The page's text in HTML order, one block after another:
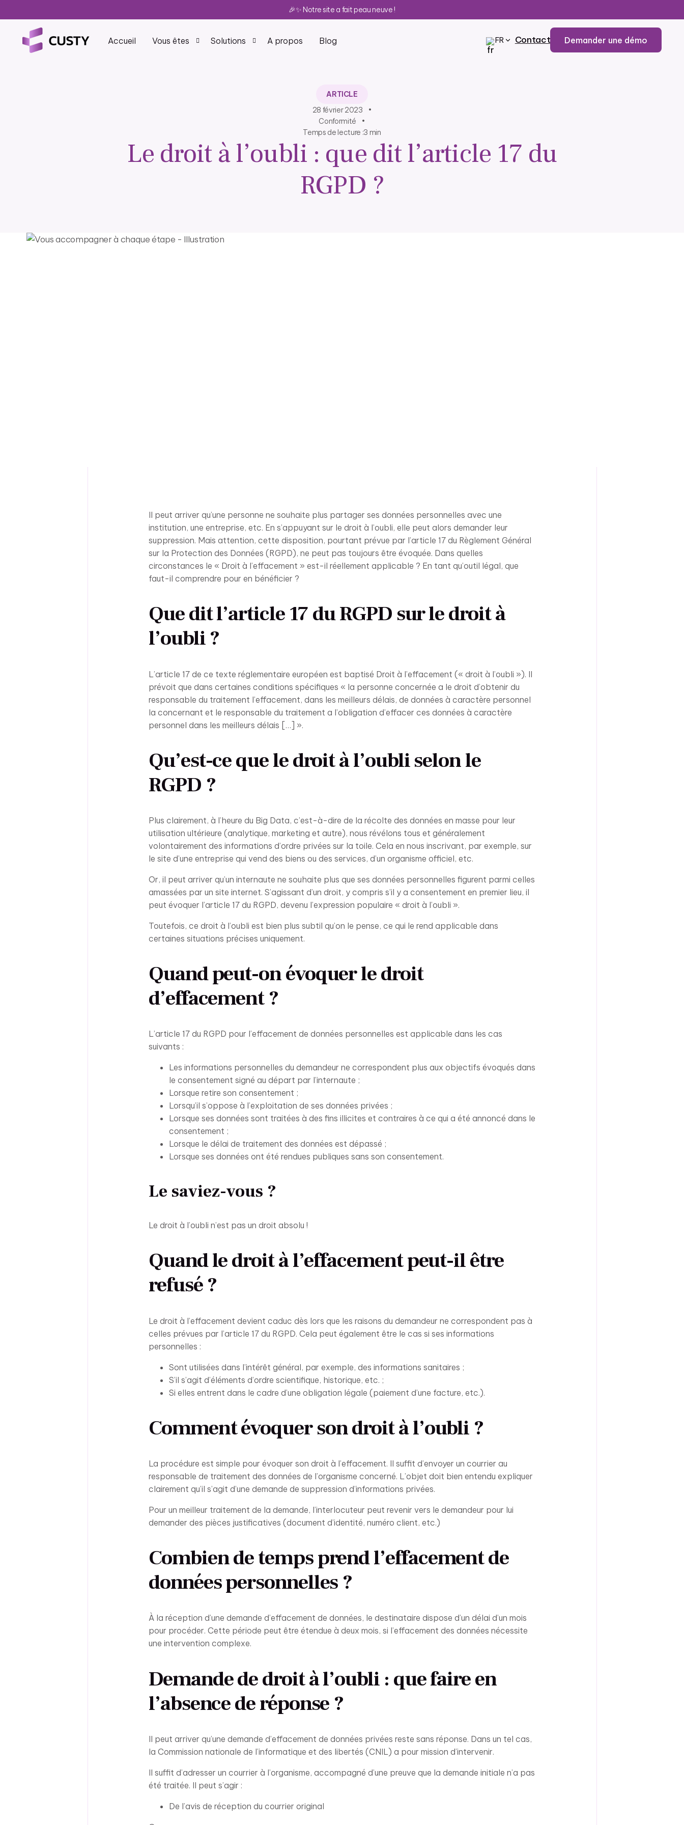
🎉✨ Notre site a fait peau neuve !
Accueil Vous êtes
Digitalisez vos opérations sans tout
réinventer.
Logiciel pour grossiste et distributeur en
Solutions
Pilotez vos réseaux et distribuez à grande
échelle.
Gestion front et back-office pour
A propos Blog FR Contact Demander une démo
ARTICLE
28 février 2023
Conformité
Temps de lecture :3 min
Le droit à l’oubli : que dit l’article 17 du
RGPD ?
Il peut arriver qu’une personne ne souhaite plus partager ses données personnelles avec une
institution, une entreprise, etc. En s’appuyant sur le droit à l’oubli, elle peut alors demander leur
suppression. Mais attention, cette disposition, pourtant prévue par l’article 17 du Règlement Général
sur la Protection des Données (RGPD), ne peut pas toujours être évoquée. Dans quelles
circonstances le « Droit à l’effacement » est-il réellement applicable ? En tant qu’outil légal, que
faut-il comprendre pour en bénéficier ?
Que dit l’article 17 du RGPD sur le droit à
l’oubli ?
L’article 17 de ce texte réglementaire européen est baptisé Droit à l’effacement (« droit à l’oubli »). Il
prévoit que dans certaines conditions spécifiques « la personne concernée a le droit d’obtenir du
responsable du traitement l’effacement, dans les meilleurs délais, de données à caractère personnel
la concernant et le responsable du traitement a l’obligation d’effacer ces données à caractère
personnel dans les meilleurs délais […] ».
Qu’est-ce que le droit à l’oubli selon le
RGPD ?
Plus clairement, à l’heure du Big Data, c’est-à-dire de la récolte des données en masse pour leur
utilisation ultérieure (analytique, marketing et autre), nous révélons tous et généralement
volontairement des informations d’ordre privées sur la toile. Cela en nous inscrivant, par exemple, sur
le site d’une entreprise qui vend des biens ou des services, d’un organisme officiel, etc.
Or, il peut arriver qu’un internaute ne souhaite plus que ses données personnelles figurent parmi celles
amassées par un site internet. S’agissant d’un droit, y compris s’il y a consentement en premier lieu, il
peut évoquer l’article 17 du RGPD, devenu l’expression populaire « droit à l’oubli ».
Toutefois, ce droit à l’oubli est bien plus subtil qu’on le pense, ce qui le rend applicable dans
certaines situations précises uniquement.
Quand peut-on évoquer le droit
d’effacement ?
L’article 17 du RGPD pour l’effacement de données personnelles est applicable dans les cas
suivants :
Les informations personnelles du demandeur ne correspondent plus aux objectifs évoqués dans
le consentement signé au départ par l’internaute ;
Lorsque retire son consentement ;
Lorsqu’il s’oppose à l’exploitation de ses données privées ;
Lorsque ses données sont traitées à des fins illicites et contraires à ce qui a été annoncé dans le
consentement ;
Lorsque le délai de traitement des données est dépassé ;
Lorsque ses données ont été rendues publiques sans son consentement.
Le saviez-vous ?
Le droit à l’oubli n’est pas un droit absolu !
Quand le droit à l’effacement peut-il être
refusé ?
Le droit à l’effacement devient caduc dès lors que les raisons du demandeur ne correspondent pas à
celles prévues par l’article 17 du RGPD. Cela peut également être le cas si ses informations
personnelles :
Sont utilisées dans l’intérêt général, par exemple, des informations sanitaires ;
S’il s’agit d’éléments d’ordre scientifique, historique, etc. ;
Si elles entrent dans le cadre d’une obligation légale (paiement d’une facture, etc.).
Comment évoquer son droit à l’oubli ?
La procédure est simple pour évoquer son droit à l’effacement. Il suffit d’envoyer un courrier au
responsable de traitement des données de l’organisme concerné. L’objet doit bien entendu expliquer
clairement qu’il s’agit d’une demande de suppression d’informations privées.
Pour un meilleur traitement de la demande, l’interlocuteur peut revenir vers le demandeur pour lui
demander des pièces justificatives (document d’identité, numéro client, etc.)
Combien de temps prend l’effacement de
données personnelles ?
À la réception d’une demande d’effacement de données, le destinataire dispose d’un délai d’un mois
pour procéder. Cette période peut être étendue à deux mois, si l’effacement des données nécessite
une intervention complexe.
Demande de droit à l’oubli : que faire en
l’absence de réponse ?
Il peut arriver qu’une demande d’effacement de données privées reste sans réponse. Dans un tel cas,
la Commission nationale de l’informatique et des libertés (CNIL) a pour mission d’intervenir.
Il suffit d’adresser un courrier à l’organisme, accompagné d’une preuve que la demande initiale n’a pas
été traitée. Il peut s’agir :
De l’avis de réception du courrier original